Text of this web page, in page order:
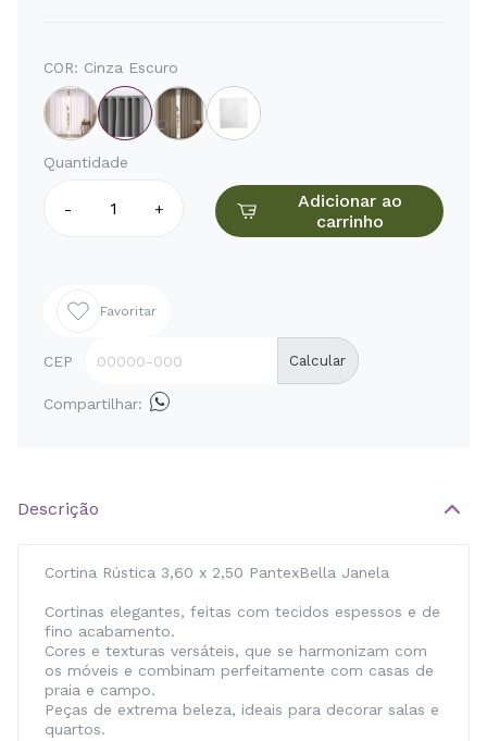
COR: Cinza Escuro
Quantidade
- +
Adicionar ao
carrinho
Favoritar
CEP Calcular
Compartilhar:
Descrição
Cortina Rústica 3,60 x 2,50 PantexBella Janela
Cortinas elegantes, feitas com tecidos espessos e de
fino acabamento.
Cores e texturas versáteis, que se harmonizam com
os móveis e combinam perfeitamente com casas de
praia e campo.
Peças de extrema beleza, ideais para decorar salas e
quartos.